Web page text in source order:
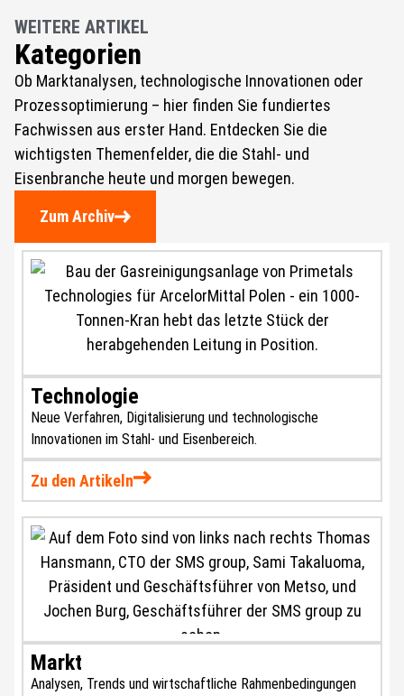
WEITERE ARTIKEL
Kategorien
Ob Marktanalysen, technologische Innovationen oder
Prozessoptimierung – hier finden Sie fundiertes
Fachwissen aus erster Hand. Entdecken Sie die
wichtigsten Themenfelder, die die Stahl- und
Eisenbranche heute und morgen bewegen.
Zum Archiv
Technologie
Neue Verfahren, Digitalisierung und technologische
Innovationen im Stahl- und Eisenbereich.
Zu den Artikeln
Markt
Analysen, Trends und wirtschaftliche Rahmenbedingungen